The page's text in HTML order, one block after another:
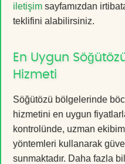
iletişim sayfamızdan
teklifini alabilirsiniz.
En Uygun
Hizmeti
Söğütözü bölgelerinde
hizmetini en uygun
kontrolünde, uzman
yöntemleri kullanarak
sunmaktadır. Daha fazla